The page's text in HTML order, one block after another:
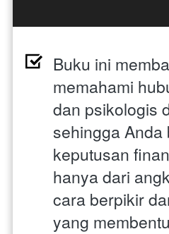
Buku ini
memahami
dan psikologis
sehingga Anda
keputusan
hanya dari
cara berpikir
yang